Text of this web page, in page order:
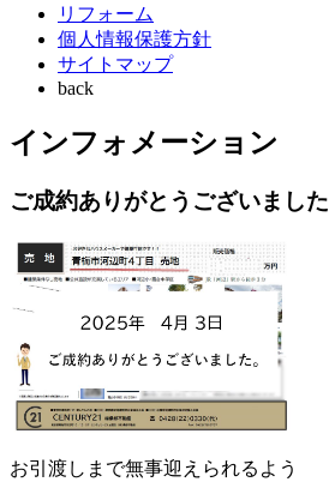
リフォーム
個人情報保護方針
サイトマップ
back
インフォメーション
ご成約ありがとうございました
お引渡しまで無事迎えられるよう